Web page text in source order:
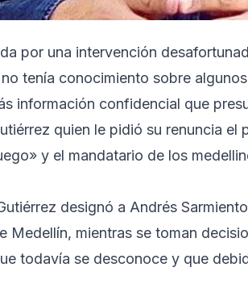
por una intervención
tenía conocimiento sobre
información confidencial que
quien le pidió su renuncia el
y el mandatario de los
designó a Andrés
Medellín, mientras se toman
todavía se desconoce y que